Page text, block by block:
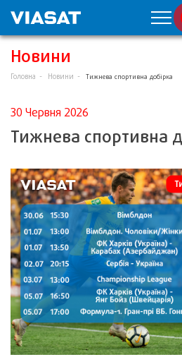
Новини
Головна Новини Тижнева спортивна добірка
30 Червня 2026
Тижнева спортивна